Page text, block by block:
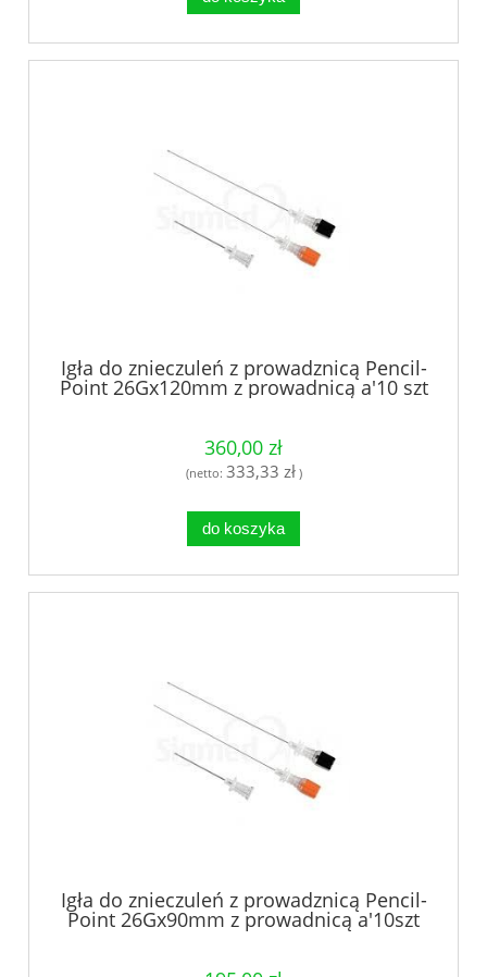
Igła do znieczuleń z prowadznicą Pencil-
Point 26Gx120mm z prowadnicą a'10 szt
360,00 zł
(netto: 333,33 zł)
do koszyka
Igła do znieczuleń z prowadznicą Pencil-
Point 26Gx90mm z prowadnicą a'10szt